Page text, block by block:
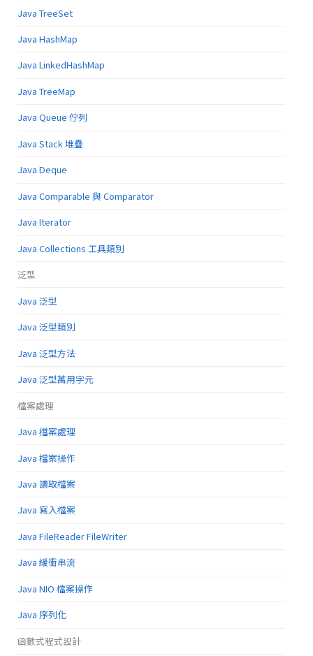
Java TreeSet
Java HashMap
Java LinkedHashMap
Java TreeMap
Java Queue 佇列
Java Stack 堆疊
Java Deque
Java Comparable 與 Comparator
Java Iterator
Java Collections 工具類別
泛型
Java 泛型
Java 泛型類別
Java 泛型方法
Java 泛型萬用字元
檔案處理
Java 檔案處理
Java 檔案操作
Java 讀取檔案
Java 寫入檔案
Java FileReader FileWriter
Java 緩衝串流
Java NIO 檔案操作
Java 序列化
函數式程式設計